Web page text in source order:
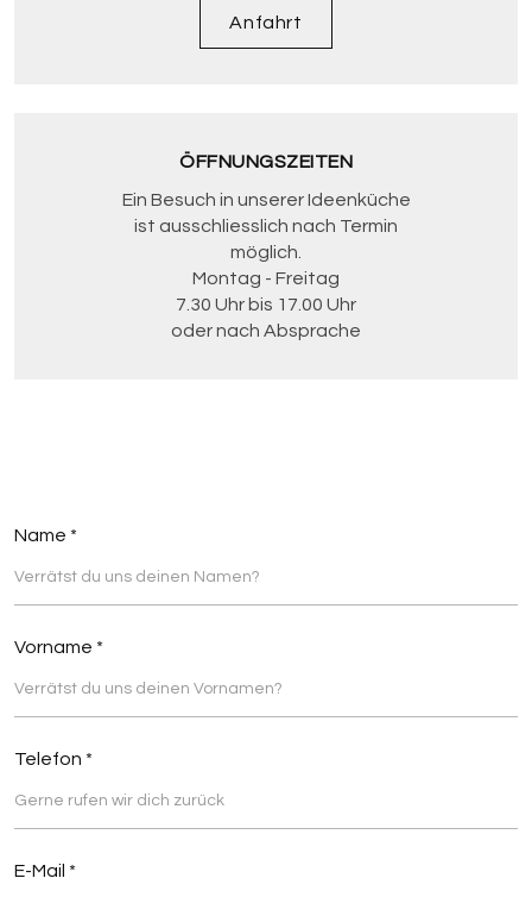
Anfahrt
ÖFFNUNGSZEITEN
Ein Besuch in unserer Ideenküche
ist ausschliesslich nach Termin
möglich.
Montag - Freitag
7.30 Uhr bis 17.00 Uhr
oder nach Absprache
Name *
Vorname *
Telefon *
E-Mail *